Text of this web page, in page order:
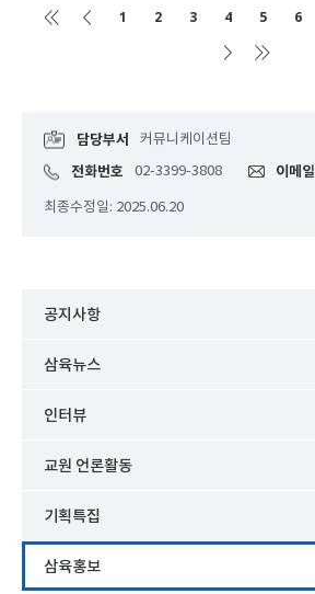
1 2 3 4 5 6
담당부서 커뮤니케이션팀
전화번호 02-3399-3808 이메일
최종수정일: 2025.06.20
공지사항
삼육뉴스
인터뷰
교원 언론활동
기획특집
삼육홍보